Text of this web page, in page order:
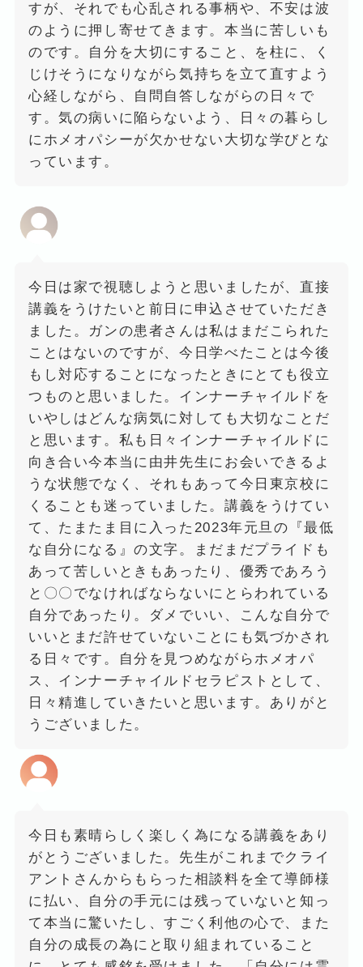
すが、それでも心乱される事柄や、不安は波
のように押し寄せてきます。本当に苦しいも
のです。自分を大切にすること、を柱に、く
じけそうになりながら気持ちを立て直すよう
心経しながら、自問自答しながらの日々で
す。気の病いに陥らないよう、日々の暮らし
にホメオパシーが欠かせない大切な学びとな
っています。
今日は家で視聴しようと思いましたが、直接
講義をうけたいと前日に申込させていただき
ました。ガンの患者さんは私はまだこられた
ことはないのですが、今日学べたことは今後
もし対応することになったときにとても役立
つものと思いました。インナーチャイルドを
いやしはどんな病気に対しても大切なことだ
と思います。私も日々インナーチャイルドに
向き合い今本当に由井先生にお会いできるよ
うな状態でなく、それもあって今日東京校に
くることも迷っていました。講義をうけてい
て、たまたま目に入った2023年元旦の『最低
な自分になる』の文字。まだまだプライドも
あって苦しいときもあったり、優秀であろう
と〇〇でなければならないにとらわれている
自分であったり。ダメでいい、こんな自分で
いいとまだ許せていないことにも気づかされ
る日々です。自分を見つめながらホメオパ
ス、インナーチャイルドセラピストとして、
日々精進していきたいと思います。ありがと
うございました。
今日も素晴らしく楽しく為になる講義をあり
がとうございました。先生がこれまでクライ
アントさんからもらった相談料を全て導師様
に払い、自分の手元には残っていないと知っ
て本当に驚いたし、すごく利他の心で、また
自分の成長の為にと取り組まれていること